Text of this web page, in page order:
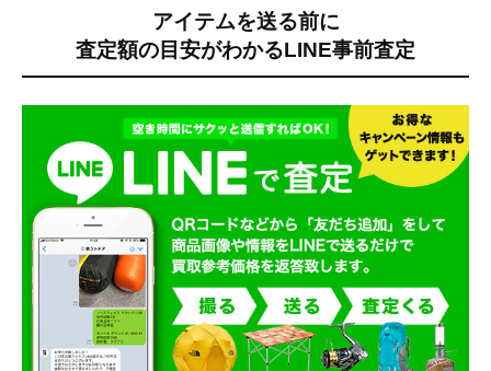
アイテムを送る前に
査定額の目安がわかるLINE事前査定